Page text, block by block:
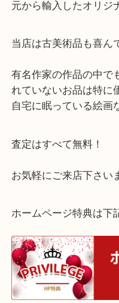
らっしゃり他にも何
セレスティーヌの版
元から輸入したオリ
れていないお品は特
お気軽にご来店下さ